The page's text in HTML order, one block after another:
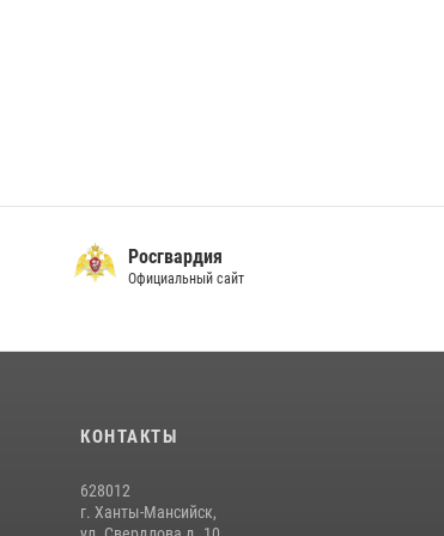
Росгвардия
Официальный сайт
КОНТАКТЫ
628012
г. Ханты-Мансийск,